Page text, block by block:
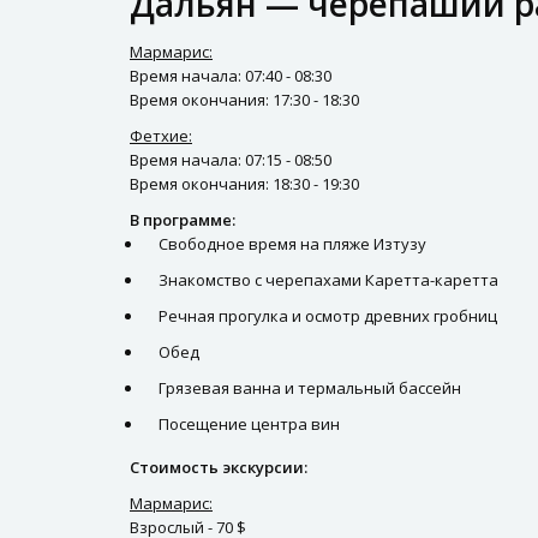
Мармарис:
Время начала: 07:40 - 08:30
Время окончания: 17:30 - 18:30
Фетхие:
Время начала: 07:15 - 08:50
Время окончания: 18:30 - 19:30
В программе:
Свободное время на пляже Изтузу
Знакомство с черепахами Каретта-каретта
Речная прогулка и осмотр древних гробниц
Обед
Грязевая ванна и термальный бассейн
Посещение центра вин
Стоимость экскурсии:
Мармарис:
Взрослый - 70 $